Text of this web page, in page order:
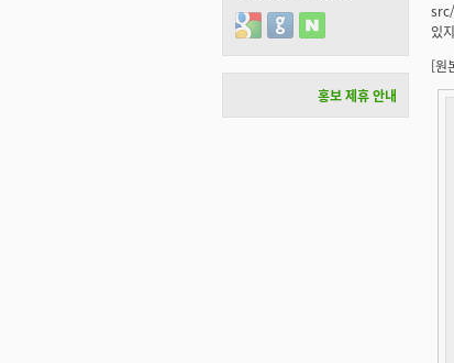
있
[원
Login with Google
Login with GitHub
Login with Naver
홍보 제휴 안내